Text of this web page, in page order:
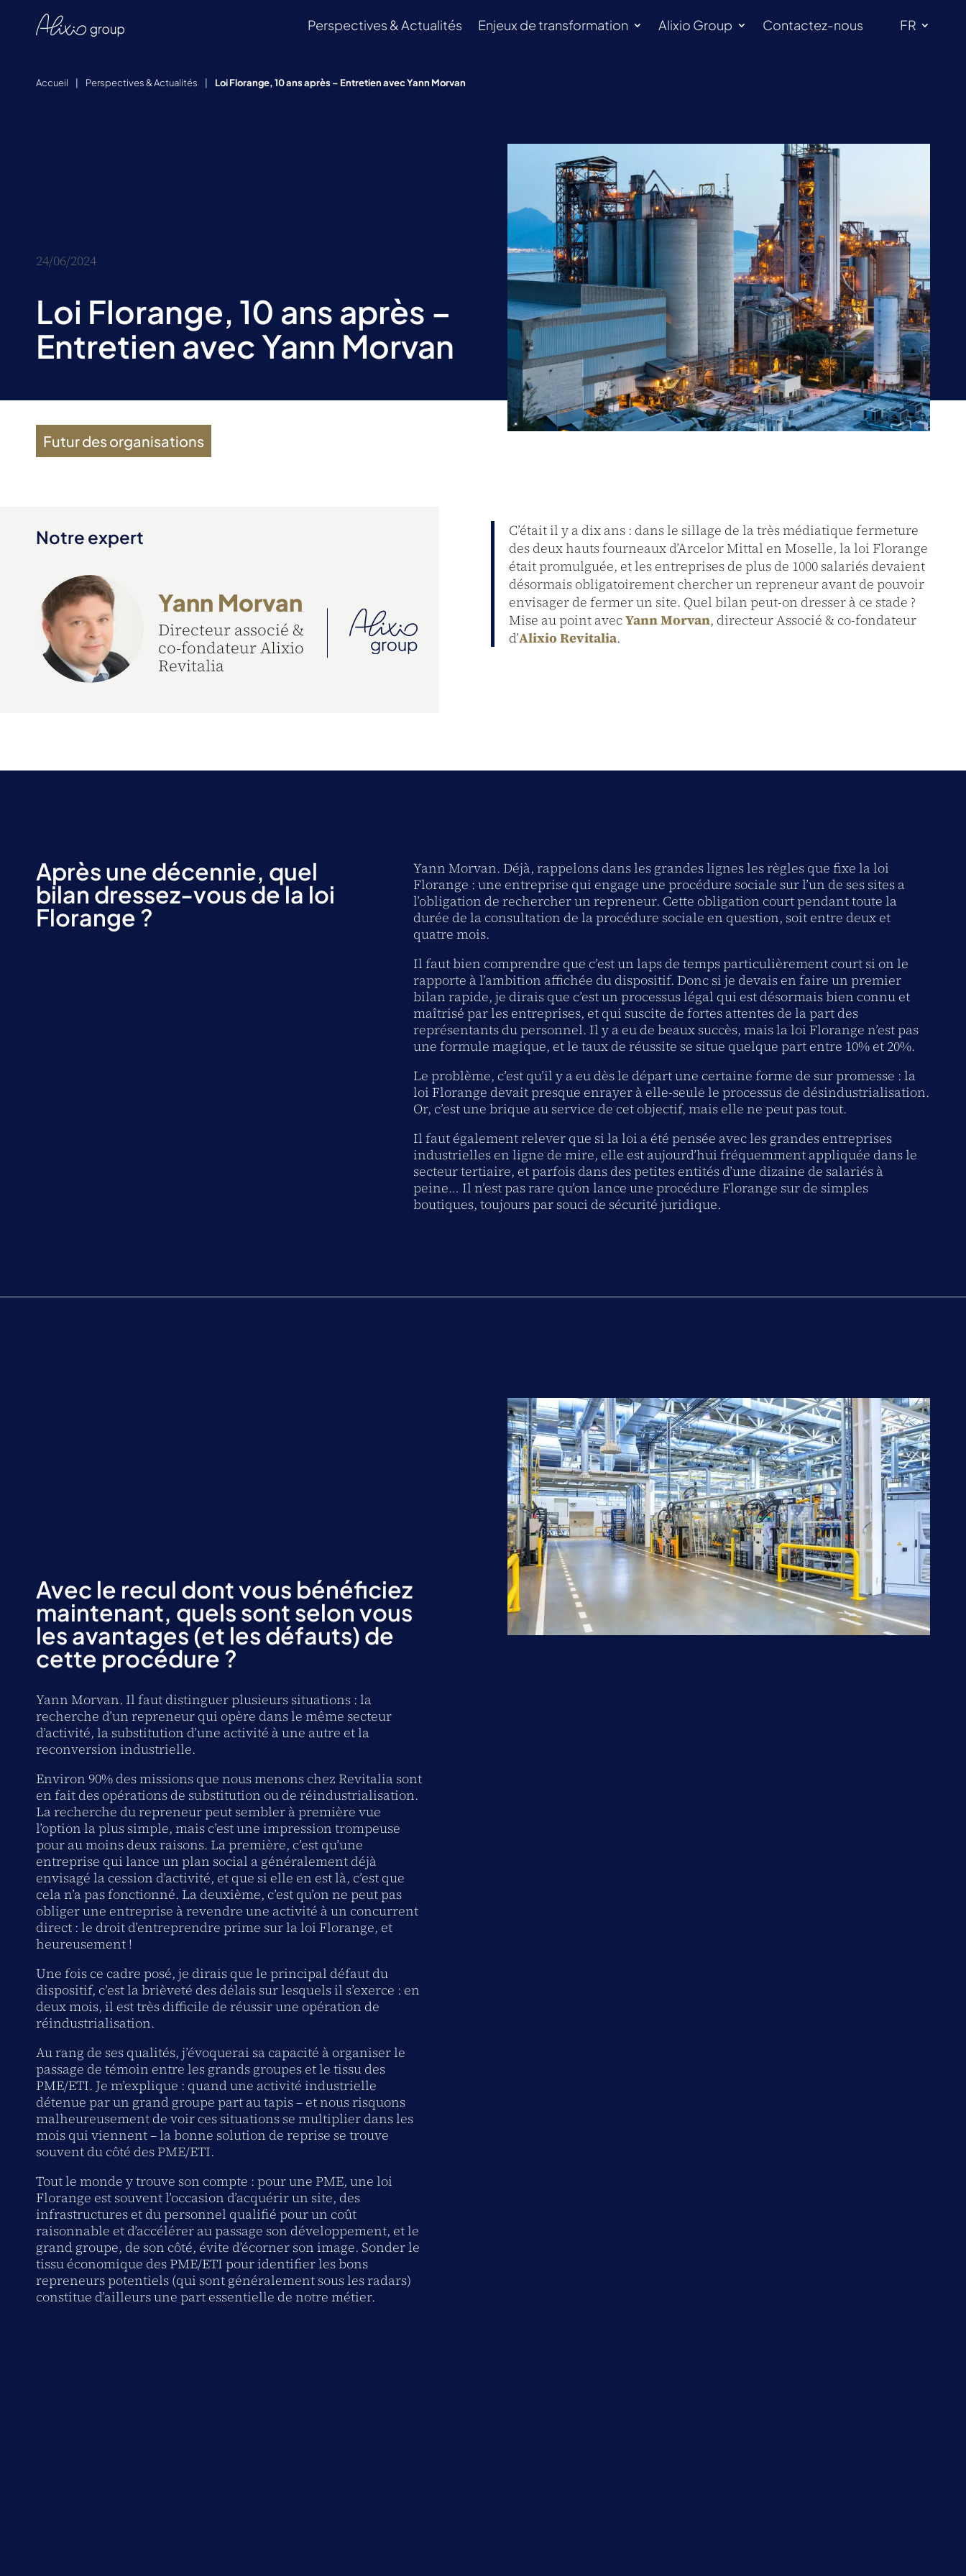
Perspectives & Actualités Enjeux de transformation Alixio Group Contactez-nous FR
Accueil Perspectives & Actualités Loi Florange, 10 ans après – Entretien avec Yann Morvan
24/06/2024
Loi Florange, 10 ans après –
Entretien avec Yann Morvan
Futur des organisations
Notre expert
Yann Morvan
Directeur associé &
co-fondateur Alixio
Revitalia
C’était il y a dix ans : dans le sillage de la très médiatique fermeture
des deux hauts fourneaux d’Arcelor Mittal en Moselle, la loi Florange
était promulguée, et les entreprises de plus de 1000 salariés devaient
désormais obligatoirement chercher un repreneur avant de pouvoir
envisager de fermer un site. Quel bilan peut-on dresser à ce stade ?
Mise au point avecYann Morvan, directeur Associé & co-fondateur
d’Alixio Revitalia.
Après une décennie, quel
bilan dressez-vous de la loi
Florange ?
Yann Morvan. Déjà, rappelons dans les grandes lignes les règles que fixe la loi
Florange : une entreprise qui engage une procédure sociale sur l’un de ses sites a
l’obligation de rechercher un repreneur. Cette obligation court pendant toute la
durée de la consultation de la procédure sociale en question, soit entre deux et
quatre mois.
Il faut bien comprendre que c’est un laps de temps particulièrement court si on le
rapporte à l’ambition affichée du dispositif. Donc si je devais en faire un premier
bilan rapide, je dirais que c’est un processus légal qui est désormais bien connu et
maîtrisé par les entreprises, et qui suscite de fortes attentes de la part des
représentants du personnel. Il y a eu de beaux succès, mais la loi Florange n’est pas
une formule magique, et le taux de réussite se situe quelque part entre 10% et 20%.
Le problème, c’est qu’il y a eu dès le départ une certaine forme de sur promesse : la
loi Florange devait presque enrayer à elle-seule le processus de désindustrialisation.
Or, c’est une brique au service de cet objectif, mais elle ne peut pas tout.
Il faut également relever que si la loi a été pensée avec les grandes entreprises
industrielles en ligne de mire, elle est aujourd’hui fréquemment appliquée dans le
secteur tertiaire, et parfois dans des petites entités d’une dizaine de salariés à
peine… Il n’est pas rare qu’on lance une procédure Florange sur de simples
boutiques, toujours par souci de sécurité juridique.
Avec le recul dont vous bénéficiez
maintenant, quels sont selon vous
les avantages (et les défauts) de
cette procédure ?
Yann Morvan. Il faut distinguer plusieurs situations : la
recherche d’un repreneur qui opère dans le même secteur
d’activité, la substitution d’une activité à une autre et la
reconversion industrielle.
Environ 90% des missions que nous menons chez Revitalia sont
en fait des opérations de substitution ou de réindustrialisation.
La recherche du repreneur peut sembler à première vue
l’option la plus simple, mais c’est une impression trompeuse
pour au moins deux raisons. La première, c’est qu’une
entreprise qui lance un plan social a généralement déjà
envisagé la cession d’activité, et que si elle en est là, c’est que
cela n’a pas fonctionné. La deuxième, c’est qu’on ne peut pas
obliger une entreprise à revendre une activité à un concurrent
direct : le droit d’entreprendre prime sur la loi Florange, et
heureusement !
Une fois ce cadre posé, je dirais que le principal défaut du
dispositif, c’est la brièveté des délais sur lesquels il s’exerce : en
deux mois, il est très difficile de réussir une opération de
réindustrialisation.
Au rang de ses qualités, j’évoquerai sa capacité à organiser le
passage de témoin entre les grands groupes et le tissu des
PME/ETI. Je m’explique : quand une activité industrielle
détenue par un grand groupe part au tapis – et nous risquons
malheureusement de voir ces situations se multiplier dans les
mois qui viennent – la bonne solution de reprise se trouve
souvent du côté des PME/ETI.
Tout le monde y trouve son compte : pour une PME, une loi
Florange est souvent l’occasion d’acquérir un site, des
infrastructures et du personnel qualifié pour un coût
raisonnable et d’accélérer au passage son développement, et le
grand groupe, de son côté, évite d’écorner son image. Sonder le
tissu économique des PME/ETI pour identifier les bons
repreneurs potentiels (qui sont généralement sous les radars)
constitue d’ailleurs une part essentielle de notre métier.